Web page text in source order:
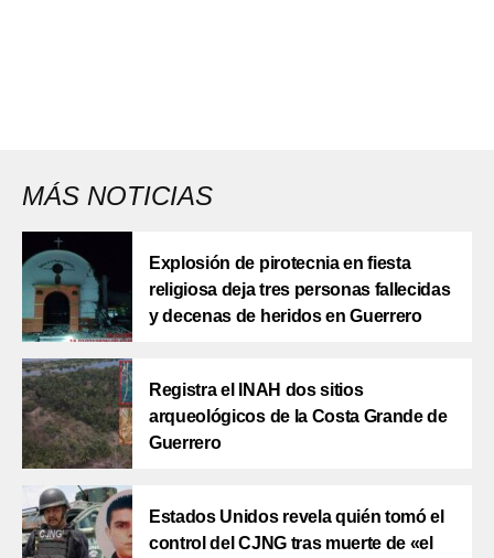
MÁS NOTICIAS
Explosión de pirotecnia en fiesta
religiosa deja tres personas fallecidas
y decenas de heridos en Guerrero
Registra el INAH dos sitios
arqueológicos de la Costa Grande de
Guerrero
Estados Unidos revela quién tomó el
control del CJNG tras muerte de «el